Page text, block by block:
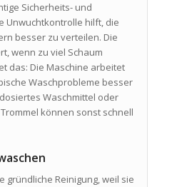
Sicherheits- und
Unwuchtkontrolle hilft, die
besser zu verteilen. Die
wenn zu viel Schaum
das: Die Maschine arbeitet
Waschprobleme besser
Waschmittel oder
können sonst schnell
gründliche Reinigung, weil sie